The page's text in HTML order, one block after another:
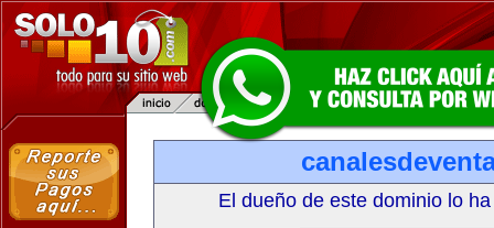
El dueño de este dominio lo